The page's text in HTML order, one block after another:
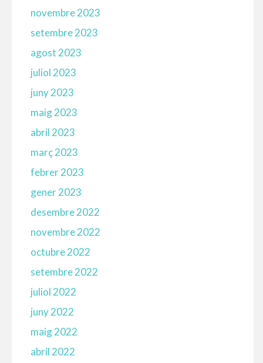
novembre 2023
setembre 2023
agost 2023
juliol 2023
juny 2023
maig 2023
abril 2023
març 2023
febrer 2023
gener 2023
desembre 2022
novembre 2022
octubre 2022
setembre 2022
juliol 2022
juny 2022
maig 2022
abril 2022